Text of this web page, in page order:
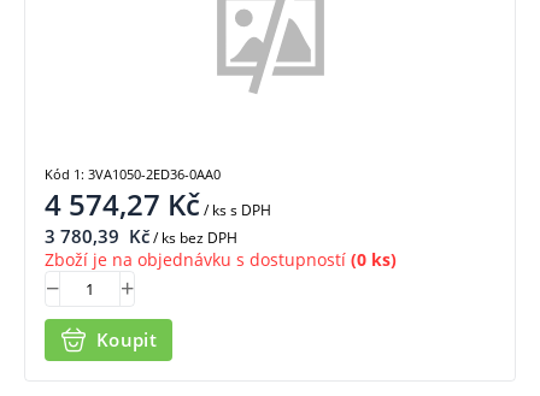
4 574,27 Kč/ kss DPH
3 780,39 Kč/ ks bez DPH
Zboží je na objednávku s dostupností (0 ks)
Koupit
Kód 1: 3VA1050-2ED36-0AA0